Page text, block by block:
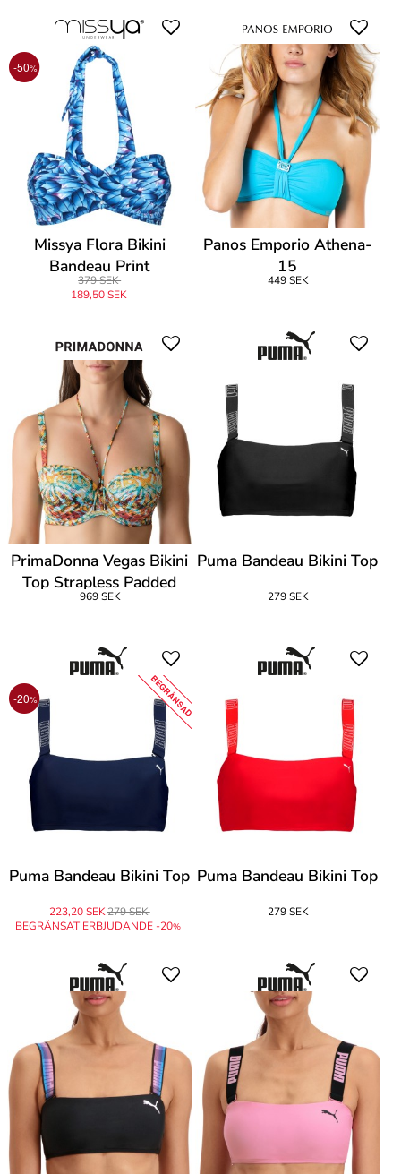
-50%
Missya Flora Bikini
Bandeau Print
379 SEK
189,50 SEK
Panos Emporio Athena-
15
449 SEK
PrimaDonna Vegas Bikini
Top Strapless Padded
969 SEK
Puma Bandeau Bikini Top
279 SEK
-20% BEGRÄNSAD
Puma Bandeau Bikini Top
223,20 SEK279 SEK
BEGRÄNSAT ERBJUDANDE -20%
Puma Bandeau Bikini Top
279 SEK